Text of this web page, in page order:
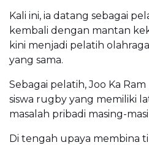
Kali ini, ia datang sebagai
kembali dengan mantan
kini menjadi pelatih
yang sama.
Sebagai pelatih, Joo Ka
siswa rugby yang memiliki
masalah pribadi masing-
Di tengah upaya membina